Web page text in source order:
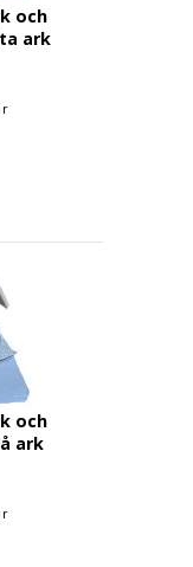
och
ark
ark och granulat,
och
ark